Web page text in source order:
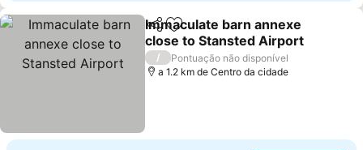
PartilharAdicionar aos favoritos
Immaculate barn annexe
close to Stansted Airport
Ver preços
/
Pontuação não disponível
a 1.2 km de Centro da cidade